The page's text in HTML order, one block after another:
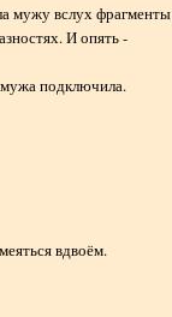
мужу вслух фрагменты
И опять -
подключила.
вдвоём.